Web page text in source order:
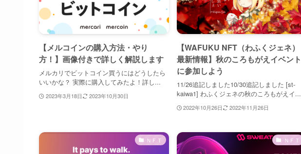
【メルコインの購入方法・やり
方！】画像付きで詳しく解説します
メルカリでビットコイン買うにはどうしたら
いいかな？ 実際に購入してみたよ！詳し...
2023年3月18日 2023年10月30日
【WAFUKU NFT（わふくジェネ）
最新情報】秋のころもがえイベント
に参加しよう
11/26追記しました10/30追記しました [st-
kaiwa1] わふくジェネの秋のころもがえイ...
2022年10月26日 2022年11月26日
ＮＦＴ ＮＦＴ